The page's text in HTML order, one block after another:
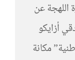
اللهجة عن
أزايكو
مكانة